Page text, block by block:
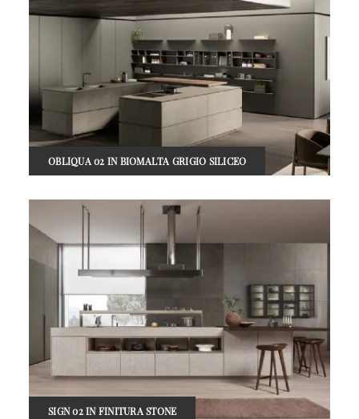
OBLIQUA 02 IN BIOMALTA GRIGIO SILICEO
SIGN 02 IN FINITURA STONE